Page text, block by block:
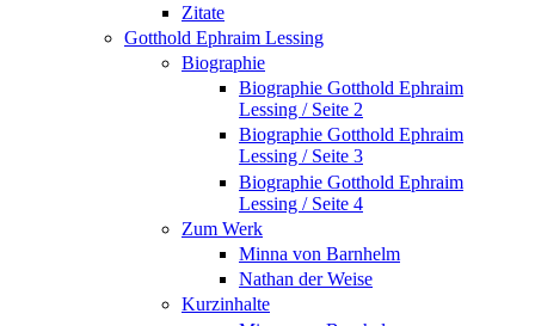
Zitate
Gotthold Ephraim Lessing
Biographie
Biographie Gotthold Ephraim
Lessing / Seite 2
Biographie Gotthold Ephraim
Lessing / Seite 3
Biographie Gotthold Ephraim
Lessing / Seite 4
Zum Werk
Minna von Barnhelm
Nathan der Weise
Kurzinhalte